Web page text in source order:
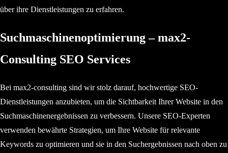
über ihre Dienstleistungen zu erfahren.
Suchmaschinenoptimierung – max2-
Consulting SEO Services
Bei max2-consulting sind wir stolz darauf, hochwertige SEO-
Dienstleistungen anzubieten, um die Sichtbarkeit Ihrer Website in den
Suchmaschinenergebnissen zu verbessern. Unsere SEO-Experten
verwenden bewährte Strategien, um Ihre Website für relevante
Keywords zu optimieren und sie in den Suchergebnissen nach oben zu